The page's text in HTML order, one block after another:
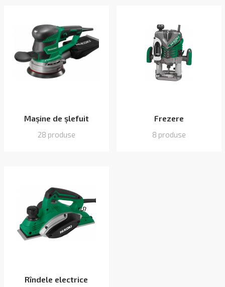
Mașine de șlefuit
28 produse
Frezere
8 produse
Rîndele electrice